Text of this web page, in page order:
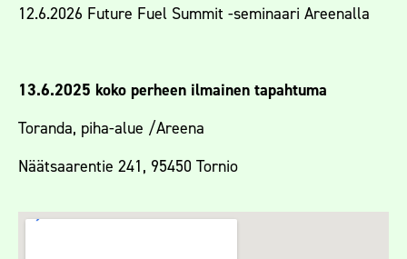
12.6.2026 Future Fuel Summit -seminaari Areenalla
13.6.2025 koko perheen ilmainen tapahtuma
Toranda, piha-alue /Areena
Näätsaarentie 241, 95450 Tornio